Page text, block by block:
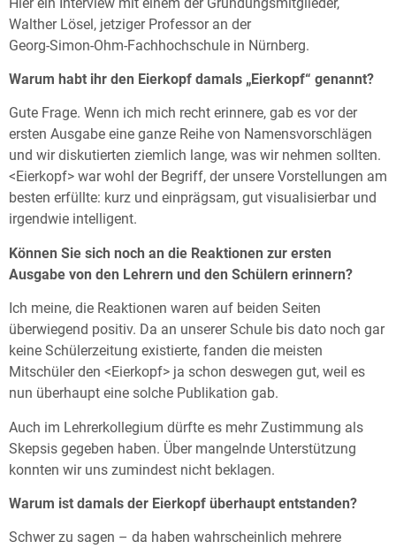
Walther Lösel, jetziger Professor an der
Georg-Simon-Ohm-Fachhochschule in Nürnberg.
Warum habt ihr den Eierkopf damals „Eierkopf“ genannt?
Gute Frage. Wenn ich mich recht erinnere, gab es vor der
ersten Ausgabe eine ganze Reihe von Namensvorschlägen
und wir diskutierten ziemlich lange, was wir nehmen sollten.
<Eierkopf> war wohl der Begriff, der unsere Vorstellungen am
besten erfüllte: kurz und einprägsam, gut visualisierbar und
irgendwie intelligent.
Können Sie sich noch an die Reaktionen zur ersten
Ausgabe von den Lehrern und den Schülern erinnern?
Ich meine, die Reaktionen waren auf beiden Seiten
überwiegend positiv. Da an unserer Schule bis dato noch gar
keine Schülerzeitung existierte, fanden die meisten
Mitschüler den <Eierkopf> ja schon deswegen gut, weil es
nun überhaupt eine solche Publikation gab.
Auch im Lehrerkollegium dürfte es mehr Zustimmung als
Skepsis gegeben haben. Über mangelnde Unterstützung
konnten wir uns zumindest nicht beklagen.
Warum ist damals der Eierkopf überhaupt entstanden?
Schwer zu sagen – da haben wahrscheinlich mehrere